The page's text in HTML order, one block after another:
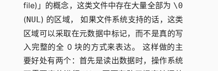
file)」的概念，这类文件中存在大量全部为 \0
(NUL) 的区域， 如果文件系统支持的话，这类
区域可以采取在元数据中标记，而不是真的写
入完整的全 0 块的方式来表达。 这样做的主
要好处有两个：首先是读出数据时，操作系统